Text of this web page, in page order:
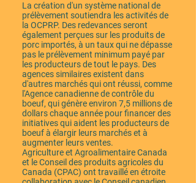
La création d'un système national de
prélèvement soutiendra les activités de
la OCPRP. Des redevances seront
également perçues sur les produits de
porc importés, à un taux qui ne dépasse
pas le prélèvement minimum payé par
les producteurs de tout le pays. Des
agences similaires existent dans
d'autres marchés qui ont réussi, comme
l'Agence canadienne de contrôle du
boeuf, qui génère environ 7,5 millions de
dollars chaque année pour financer des
initiatives qui aident les producteurs de
boeuf à élargir leurs marchés et à
augmenter leurs ventes.
Agriculture et Agroalimentaire Canada
et le Conseil des produits agricoles du
Canada (CPAC) ont travaillé en étroite